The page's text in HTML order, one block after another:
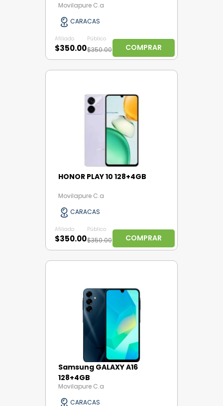
Movilapure C.a
CARACAS
Afiliado
$350.00
Público
$350.00 COMPRAR
HONOR PLAY 10 128+4GB
Movilapure C.a
CARACAS
Afiliado
$350.00
Público
$350.00 COMPRAR
Samsung GALAXY A16
128+4GB
Movilapure C.a
CARACAS